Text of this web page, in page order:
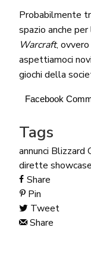
Probabilmente
spazio anche
Warcraft,
aspettiamoci
giochi della
Facebook
Tags
annunci Blizzard
dirette showcase
Share
Pin
Tweet
Share